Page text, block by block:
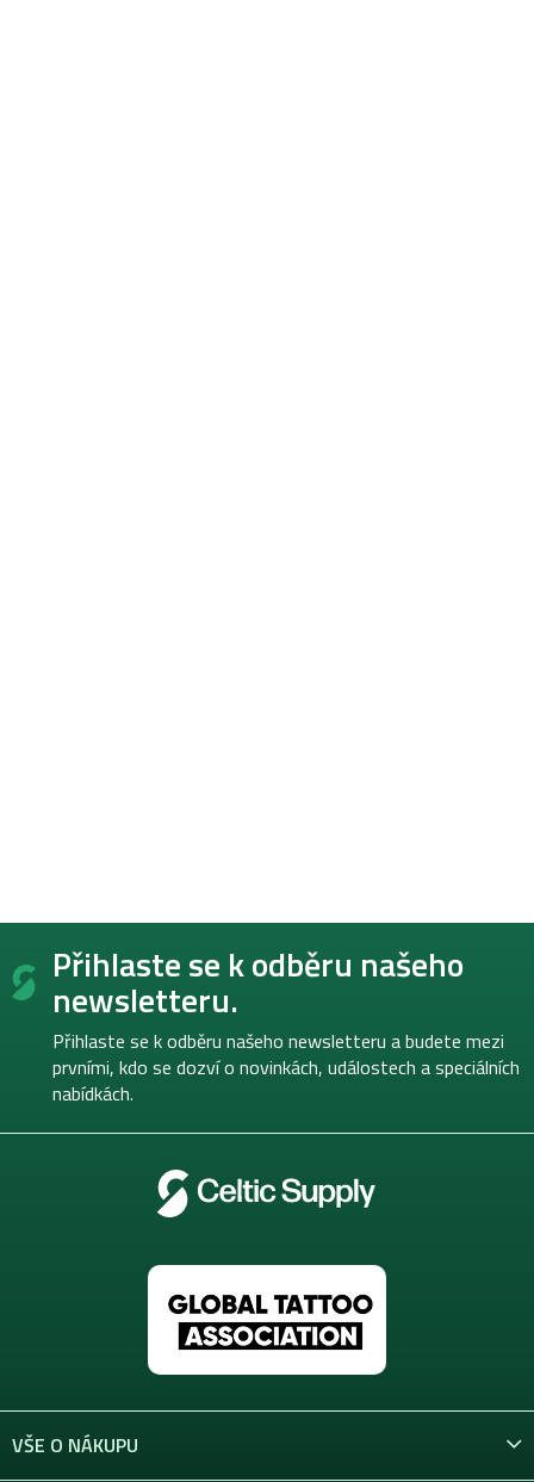
Z
Přihlaste se k odběru našeho
newsletteru.
Přihlaste se k odběru našeho newsletteru a budete mezi
prvními, kdo se dozví o novinkách, událostech a speciálních
nabídkách.
VŠE O NÁKUPU